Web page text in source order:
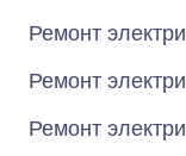
Ремонт
Ремонт
Ремонт